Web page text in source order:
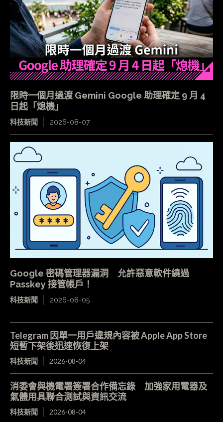
限時一個月過渡 Gemini Google 助理確定 9 月 4
日起「熄機」
科技新聞 2026-08-07
Google 密碼管理器漏洞 允許惡意軟件繞過
Passkey 接管帳戶！
科技新聞 2026-08-05
Telegram 因單一用戶違規內容被 Apple App Store
短暫下架後迅速恢復上架
科技新聞 2026-08-04
消委會與機電署簽署合作備忘錄 加強家用電器及
氣體用具聯合測試與資訊交流
科技新聞 2026-08-04